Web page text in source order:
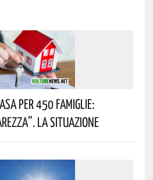
Per 450 Famiglie:
La Situazione